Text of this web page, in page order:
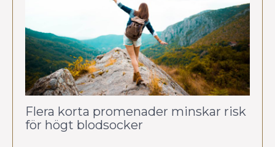
Flera korta promenader minskar risk
för högt blodsocker